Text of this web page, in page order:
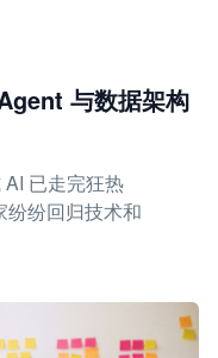
与数据架构
已走完狂热
纷回归技术和